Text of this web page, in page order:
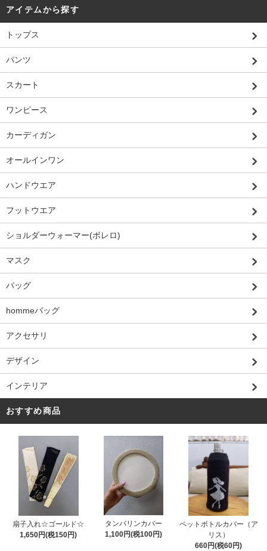
アイテムから探す
トップス
パンツ
スカート
ワンピース
カーディガン
オールインワン
ハンドウエア
フットウエア
ショルダーウォーマー(ボレロ)
マスク
バッグ
hommeバッグ
アクセサリ
デザイン
インテリア
おすすめ商品
扇子入れ☆ゴールド☆
1,650円(税150円)
タンバリンカバー
1,100円(税100円)
ペットボトルカバー（ア
リス）
660円(税60円)